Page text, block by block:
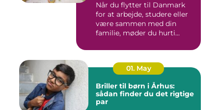
Når du flytter til Danmark
for at arbejde, studere eller
være sammen med din
familie, møder du hurti...
01. May
Briller til børn i Århus:
sådan finder du det rigtige
par